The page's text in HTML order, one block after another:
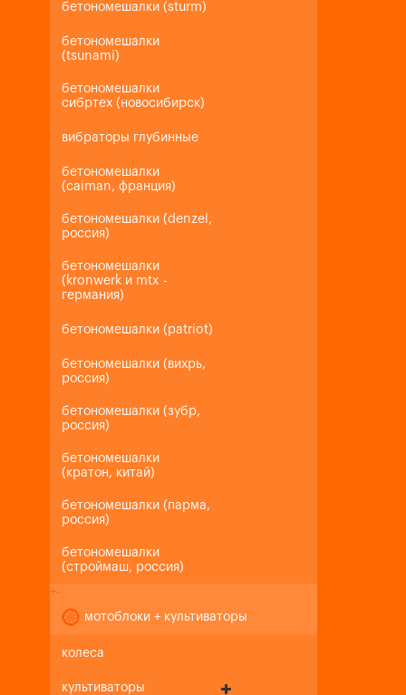
бетономешалки (sturm)
бетономешалки
(tsunami)
бетономешалки
сибртех (новосибирск)
вибраторы глубинные
бетономешалки
(caiman, франция)
бетономешалки (denzel,
россия)
бетономешалки
(kronwerk и mtx -
германия)
бетономешалки (patriot)
бетономешалки (вихрь,
россия)
бетономешалки (зубр,
россия)
бетономешалки
(кратон, китай)
бетономешалки (парма,
россия)
бетономешалки
(строймаш, россия)
+-
мотоблоки + культиваторы
колеса
культиваторы